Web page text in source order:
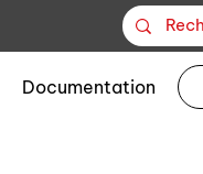
Documentation